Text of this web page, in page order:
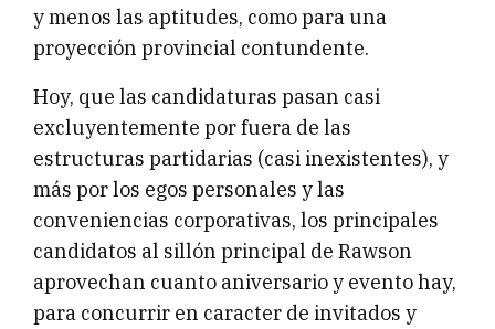
y menos las aptitudes, como para una
proyección provincial contundente.
Hoy, que las candidaturas pasan casi
excluyentemente por fuera de las
estructuras partidarias (casi inexistentes), y
más por los egos personales y las
conveniencias corporativas, los principales
candidatos al sillón principal de Rawson
aprovechan cuanto aniversario y evento hay,
para concurrir en caracter de invitados y